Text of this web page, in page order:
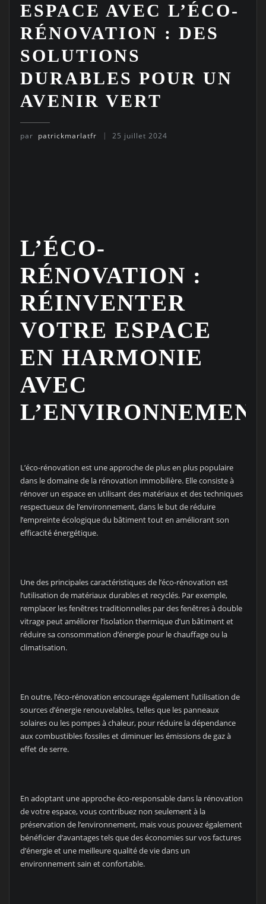
ESPACE AVEC L’ÉCO-
RÉNOVATION : DES
SOLUTIONS
DURABLES POUR UN
AVENIR VERT
par patrickmarlatfr 25 juillet 2024
L’ÉCO-
RÉNOVATION :
RÉINVENTER
VOTRE ESPACE
EN HARMONIE
AVEC
L’éco-rénovation est une approche de plus en plus populaire
dans le domaine de la rénovation immobilière. Elle consiste à
rénover un espace en utilisant des matériaux et des techniques
respectueux de l’environnement, dans le but de réduire
l’empreinte écologique du bâtiment tout en améliorant son
efficacité énergétique.
Une des principales caractéristiques de l’éco-rénovation est
l’utilisation de matériaux durables et recyclés. Par exemple,
remplacer les fenêtres traditionnelles par des fenêtres à double
vitrage peut améliorer l’isolation thermique d’un bâtiment et
réduire sa consommation d’énergie pour le chauffage ou la
climatisation.
En outre, l’éco-rénovation encourage également l’utilisation de
sources d’énergie renouvelables, telles que les panneaux
solaires ou les pompes à chaleur, pour réduire la dépendance
aux combustibles fossiles et diminuer les émissions de gaz à
effet de serre.
En adoptant une approche éco-responsable dans la rénovation
de votre espace, vous contribuez non seulement à la
préservation de l’environnement, mais vous pouvez également
bénéficier d’avantages tels que des économies sur vos factures
d’énergie et une meilleure qualité de vie dans un
environnement sain et confortable.